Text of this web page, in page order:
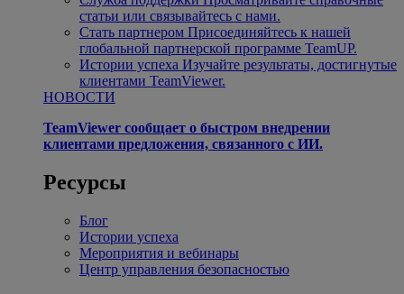
статьи или связывайтесь с нами.
Стать партнером Присоединяйтесь к нашей
глобальной партнерской программе TeamUP.
Истории успеха Изучайте результаты, достигнутые
клиентами TeamViewer.
НОВОСТИ
TeamViewer сообщает о быстром внедрении
клиентами предложения, связанного с ИИ.
Ресурсы
Блог
Истории успеха
Мероприятия и вебинары
Центр управления безопасностью